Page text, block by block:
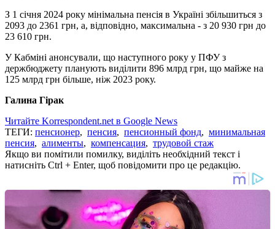
З 1 січня 2024 року мінімальна пенсія в Україні збільшиться з
2093 до 2361 грн, а, відповідно, максимальна - з 20 930 грн до
23 610 грн.
У Кабміні анонсували, що наступного року у ПФУ з
держбюджету планують виділити 896 млрд грн, що майже на
125 млрд грн більше, ніж 2023 року.
Галина Гірак
Читайте Korrespondent.net в Google News
ТЕГИ: пенсионер, пенсия, пенсионный фонд, минимальная
пенсия, алименты, компенсация, трудовой стаж
Якщо ви помітили помилку, виділіть необхідний текст і
натисніть Ctrl + Enter, щоб повідомити про це редакцію.